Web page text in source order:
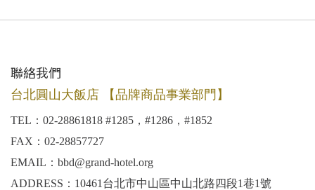
聯絡我們
台北圓山大飯店 【品牌商品事業部門】
TEL：02-28861818 #1285，#1286，#1852
FAX：02-28857727
EMAIL：bbd@grand-hotel.org
ADDRESS：10461台北市中山區中山北路四段1巷1號